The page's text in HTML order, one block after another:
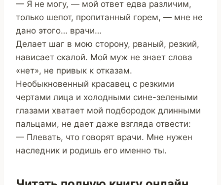
— Я не могу, — мой ответ едва различим,
только шепот, пропитанный горем, — мне не
дано этого… врачи…
Делает шаг в мою сторону, рваный, резкий,
нависает скалой. Мой муж не знает слова
«нет», не привык к отказам.
Необыкновенный красавец с резкими
чертами лица и холодными сине-зелеными
глазами хватает мой подбородок длинными
пальцами, не дает даже взгляда отвести:
— Плевать, что говорят врачи. Мне нужен
наследник и родишь его именно ты.